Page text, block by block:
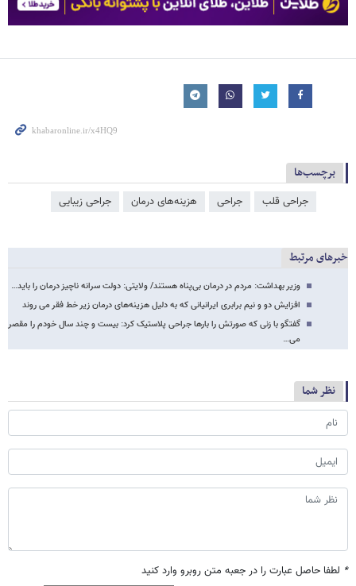
برچسب‌ها
جراحی قلب جراحی هزینه‌های درمان جراحی زیبایی
خبرهای مرتبط
وزیر بهداشت: مردم در درمان بی‌پناه هستند/ ولایتی: دولت سرانه ناچیز درمان را باید…
افزایش دو و نیم برابری ایرانیانی که به دلیل هزینه‌های درمان زیر خط فقر می روند
گفتگو با زنی که صورتش را بارها جراحی پلاستیک کرد: بیست و چند سال خودم را مقصر
می…
نظر شما
* لطفا حاصل عبارت را در جعبه متن روبرو وارد کنید